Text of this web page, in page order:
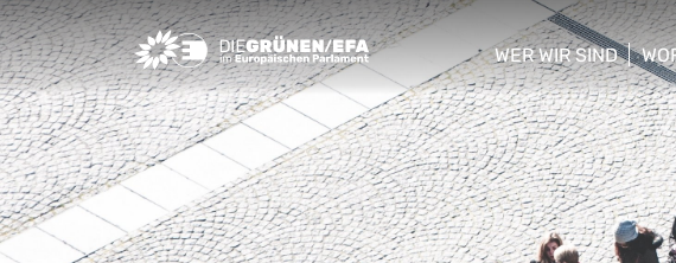
Greens/EFA Home
WER WIR SIND
show/hide sub